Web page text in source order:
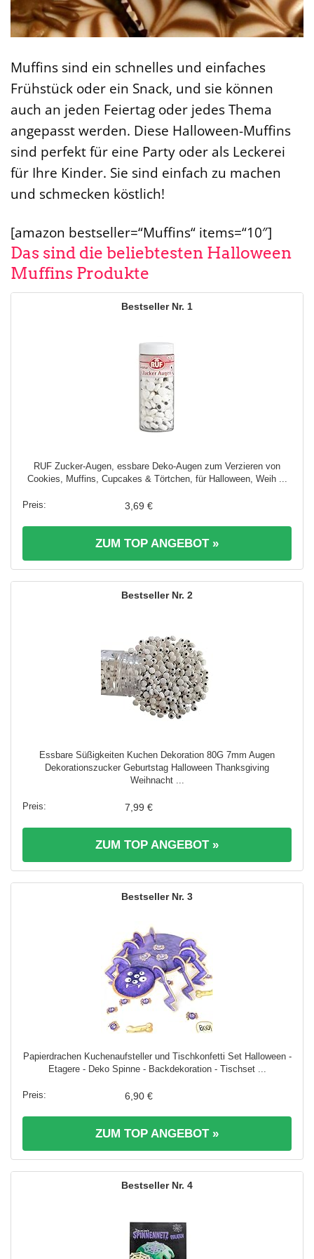
Muffins sind ein schnelles und einfaches
Frühstück oder ein Snack, und sie können
auch an jeden Feiertag oder jedes Thema
angepasst werden. Diese Halloween-Muffins
sind perfekt für eine Party oder als Leckerei
für Ihre Kinder. Sie sind einfach zu machen
und schmecken köstlich!
[amazon bestseller=“Muffins“ items=“10″]
Das sind die beliebtesten Halloween
Muffins Produkte
1
RUF Zucker-Augen, essbare Deko-Augen zum Verzieren von
Cookies, Muffins, Cupcakes & Törtchen, für Halloween, Weih ...
3,69 €
ZUM TOP ANGEBOT »
2
Essbare Süßigkeiten Kuchen Dekoration 80G 7mm Augen
Dekorationszucker Geburtstag Halloween Thanksgiving
Weihnacht ...
7,99 €
ZUM TOP ANGEBOT »
3
Papierdrachen Kuchenaufsteller und Tischkonfetti Set Halloween -
Etagere - Deko Spinne - Backdekoration - Tischset ...
6,90 €
ZUM TOP ANGEBOT »
4